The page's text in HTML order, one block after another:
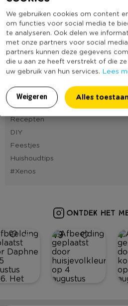
We gebruiken cookies om content
om functies voor social media te
te analyseren. Ook delen we
met onze partners voor social
partners kunnen deze gegevens
die u aan ze heeft verstrekt of die
uw gebruik van hun services. Lees
Weigeren Alles toestaan
22 23 24 25 26
Blog categorieën
Tafelstyling
Interieurtips
Recepten
DIY
Feestjes
Huishoudtips
#Xenos
ONTDEK HET
49 4